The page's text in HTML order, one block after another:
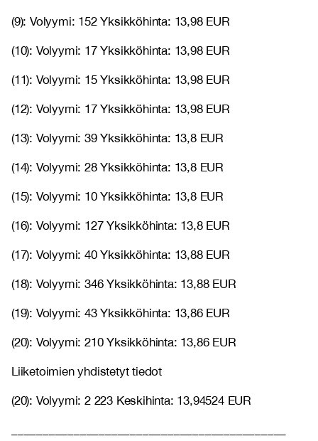
(9): Volyymi: 152 Yksikköhinta: 13,98 EUR
(10): Volyymi: 17 Yksikköhinta: 13,98 EUR
(11): Volyymi: 15 Yksikköhinta: 13,98 EUR
(12): Volyymi: 17 Yksikköhinta: 13,98 EUR
(13): Volyymi: 39 Yksikköhinta: 13,8 EUR
(14): Volyymi: 28 Yksikköhinta: 13,8 EUR
(15): Volyymi: 10 Yksikköhinta: 13,8 EUR
(16): Volyymi: 127 Yksikköhinta: 13,8 EUR
(17): Volyymi: 40 Yksikköhinta: 13,88 EUR
(18): Volyymi: 346 Yksikköhinta: 13,88 EUR
(19): Volyymi: 43 Yksikköhinta: 13,86 EUR
(20): Volyymi: 210 Yksikköhinta: 13,86 EUR
Liiketoimien yhdistetyt tiedot
(20): Volyymi: 2 223 Keskihinta: 13,94524 EUR